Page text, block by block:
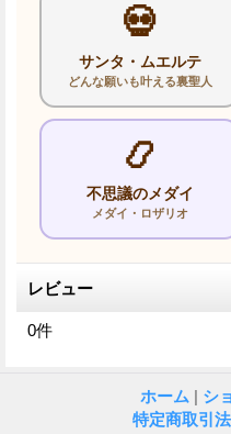
💀
サンタ・ムエルテ
どんな願いも叶える裏聖人
📿
不思議のメダイ
メダイ・ロザリオ
レビュー
0件
ホーム | シ
特定商取引